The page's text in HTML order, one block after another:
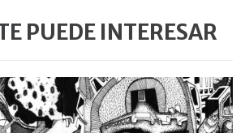
PUEDE INTERESAR